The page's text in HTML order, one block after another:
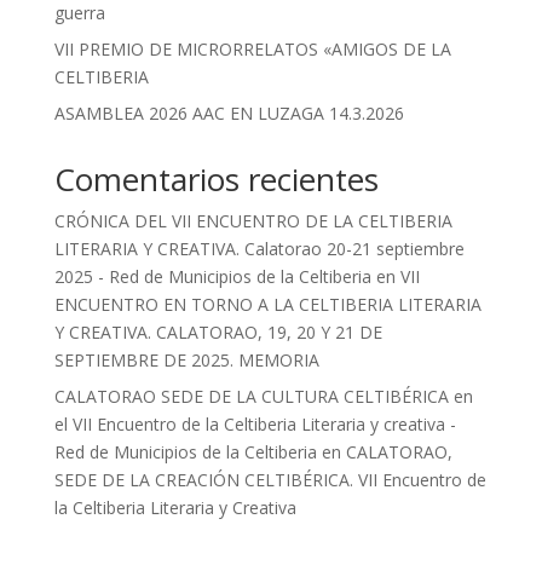
guerra
VII PREMIO DE MICRORRELATOS «AMIGOS DE LA
CELTIBERIA
ASAMBLEA 2026 AAC EN LUZAGA 14.3.2026
Comentarios recientes
CRÓNICA DEL VII ENCUENTRO DE LA CELTIBERIA
LITERARIA Y CREATIVA. Calatorao 20-21 septiembre
2025 - Red de Municipios de la Celtiberia en VII
ENCUENTRO EN TORNO A LA CELTIBERIA LITERARIA
Y CREATIVA. CALATORAO, 19, 20 Y 21 DE
SEPTIEMBRE DE 2025. MEMORIA
CALATORAO SEDE DE LA CULTURA CELTIBÉRICA en
el VII Encuentro de la Celtiberia Literaria y creativa -
Red de Municipios de la Celtiberia en CALATORAO,
SEDE DE LA CREACIÓN CELTIBÉRICA. VII Encuentro de
la Celtiberia Literaria y Creativa